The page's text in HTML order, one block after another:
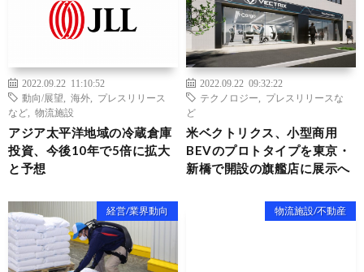
2022.09.22 11:10:52
動向/展望
海外
プレスリリース
など
物流施設
アジア太平洋地域の冷蔵倉庫
投資、今後10年で5倍に拡大
と予想
2022.09.22 09:32:22
テクノロジー
プレスリリースな
ど
米ベクトリクス、小型商用
BEVのプロトタイプを東京・
新橋で開設の旗艦店に展示へ
経営/業界動向 物流施設/不動産